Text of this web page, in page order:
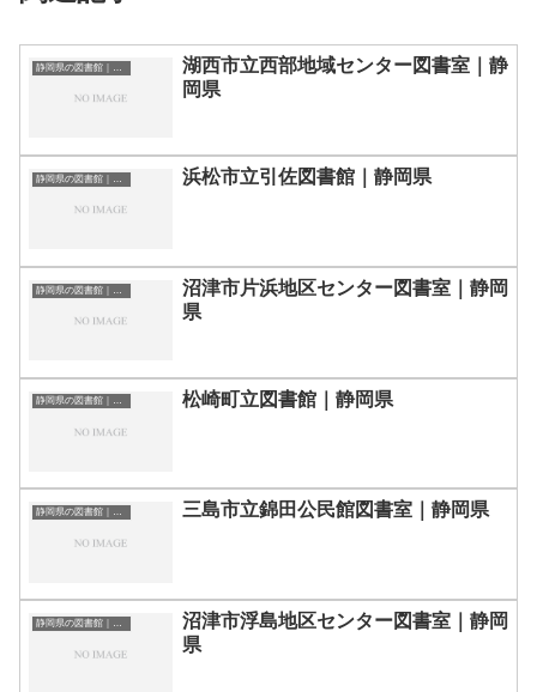
湖西市立西部地域センター図書室｜静
岡県
浜松市立引佐図書館｜静岡県
沼津市片浜地区センター図書室｜静岡
県
静岡県の図書館｜勉強できる場所 松崎町立図書館｜静岡県
静岡県の図書館｜勉強できる場所 三島市立錦田公民館図書室｜静岡県
静岡県の図書館｜勉強できる場所
沼津市浮島地区センター図書室｜静岡
県